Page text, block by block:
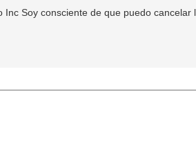
Soy consciente de que puedo cancelar